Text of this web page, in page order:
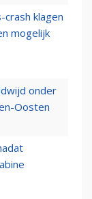
crash klagen
mogelijk
onder
Oosten